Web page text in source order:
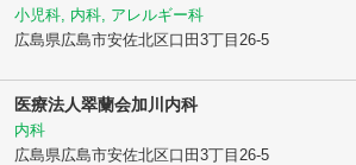
小児科, 内科, アレルギー科
広島県広島市安佐北区口田3丁目26-5
医療法人翠蘭会加川内科
内科
広島県広島市安佐北区口田3丁目26-5